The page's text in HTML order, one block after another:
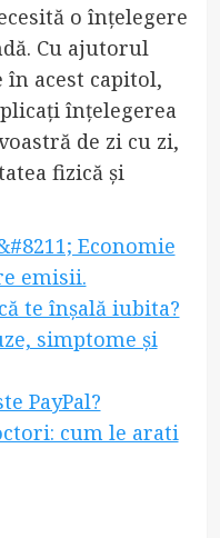
o înțelegere
Cu ajutorul
acest capitol,
înțelegerea
de zi cu zi,
fizică și
Economie
emisii.
te înșală iubita?
simptome și
PayPal?
cum le arati